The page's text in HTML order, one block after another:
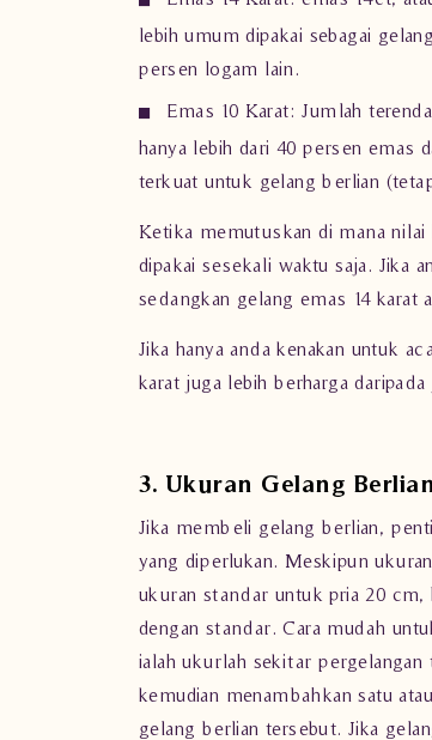
lebih umum dipakai sebagai
persen logam lain.
Emas 10 Karat: Jumlah
hanya lebih dari 40 persen emas
terkuat untuk gelang berlian
Ketika memutuskan di mana
dipakai sesekali waktu saja. Jika
sedangkan gelang emas 14 karat
Jika hanya anda kenakan untuk
karat juga lebih berharga
3. Ukuran Gelang Berlian
Jika membeli gelang berlian,
yang diperlukan. Meskipun
ukuran standar untuk pria 20 cm,
dengan standar. Cara mudah
ialah ukurlah sekitar pergelangan
kemudian menambahkan satu
gelang berlian tersebut. Jika